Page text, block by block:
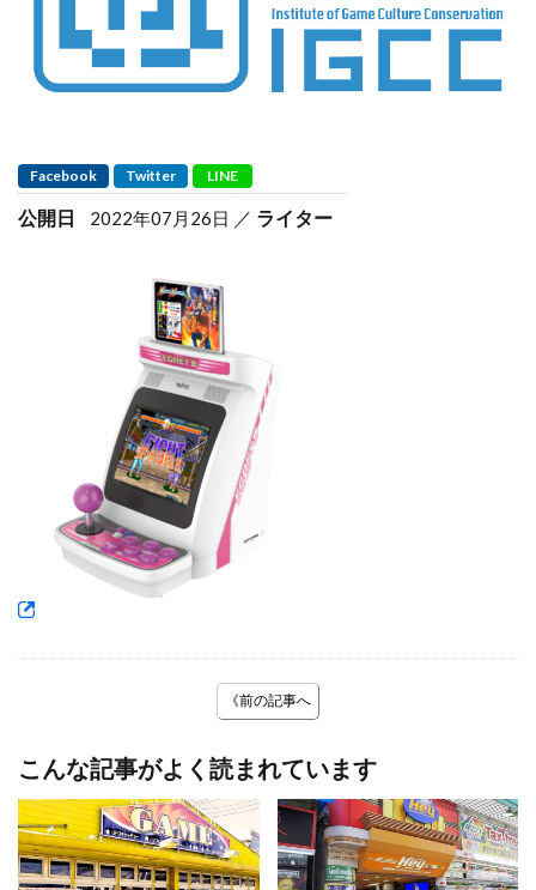
Facebook Twitter LINE
公開日 2022年07月26日 ライター
《前の記事へ
こんな記事がよく読まれています